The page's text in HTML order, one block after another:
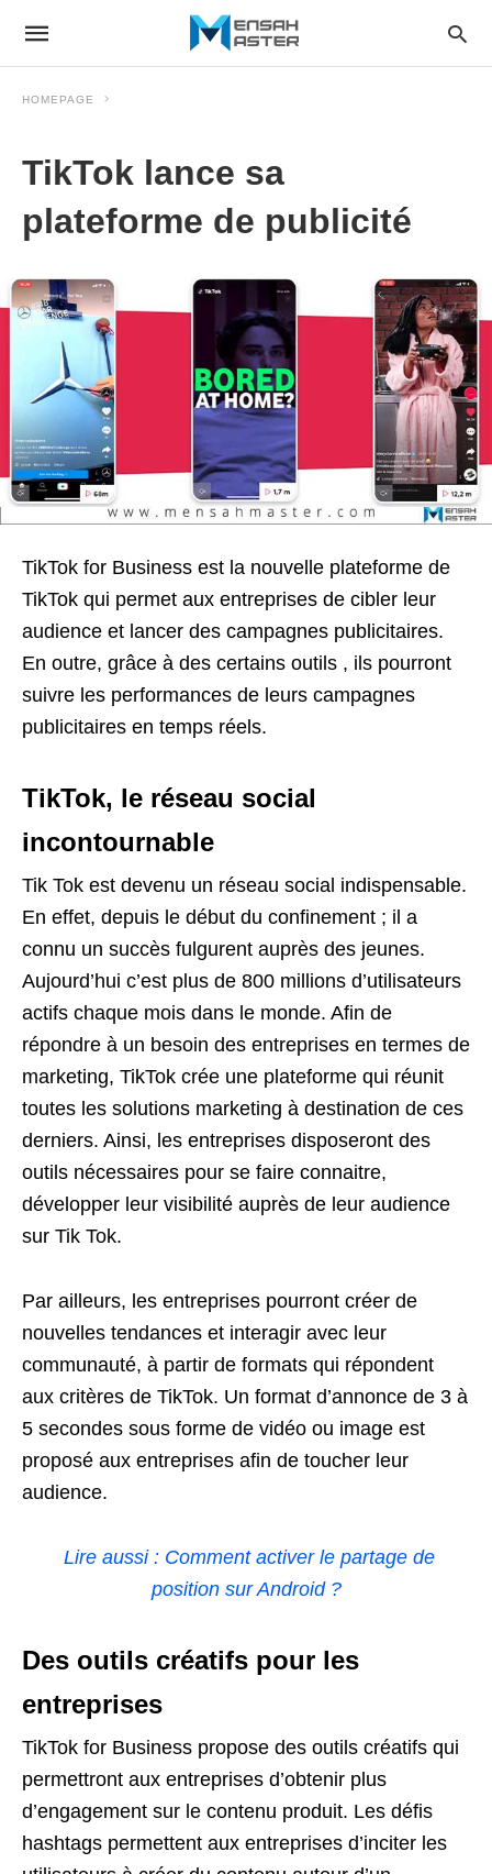
HOMEPAGE
TikTok lance sa
plateforme de publicité
TikTok for Business est la nouvelle plateforme de
TikTok qui permet aux entreprises de cibler leur
audience et lancer des campagnes publicitaires.
En outre, grâce à des certains outils , ils pourront
suivre les performances de leurs campagnes
publicitaires en temps réels.
TikTok, le réseau social
incontournable
Tik Tok est devenu un réseau social indispensable.
En effet, depuis le début du confinement ; il a
connu un succès fulgurent auprès des jeunes.
Aujourd’hui c’est plus de 800 millions d’utilisateurs
actifs chaque mois dans le monde. Afin de
répondre à un besoin des entreprises en termes de
marketing, TikTok crée une plateforme qui réunit
toutes les solutions marketing à destination de ces
derniers. Ainsi, les entreprises disposeront des
outils nécessaires pour se faire connaitre,
développer leur visibilité auprès de leur audience
sur Tik Tok.
Par ailleurs, les entreprises pourront créer de
nouvelles tendances et interagir avec leur
communauté, à partir de formats qui répondent
aux critères de TikTok. Un format d’annonce de 3 à
5 secondes sous forme de vidéo ou image est
proposé aux entreprises afin de toucher leur
audience.
Lire aussi : Comment activer le partage de
position sur Android ?
Des outils créatifs pour les
entreprises
TikTok for Business propose des outils créatifs qui
permettront aux entreprises d’obtenir plus
d’engagement sur le contenu produit. Les défis
hashtags permettent aux entreprises d’inciter les